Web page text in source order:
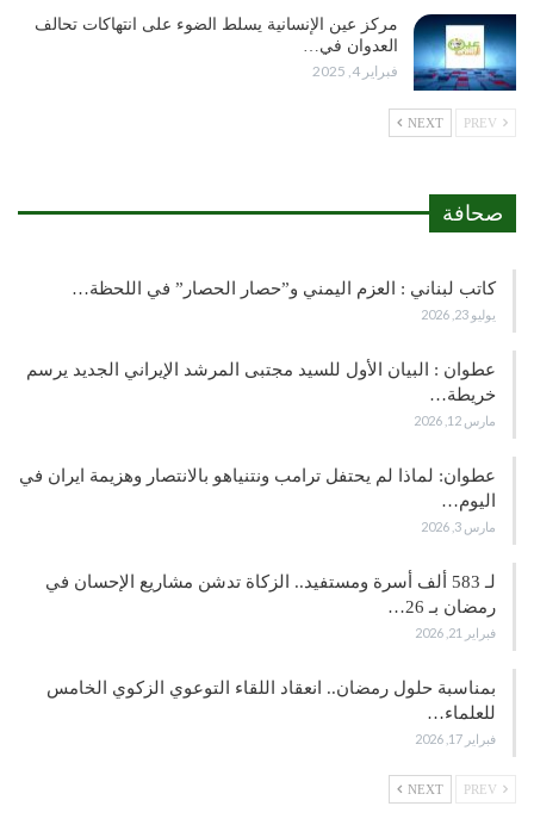
مركز عين الإنسانية يسلط الضوء على انتهاكات تحالف
العدوان في…
فبراير 4, 2025
NEXT
صحافة
كاتب لبناني : العزم اليمني و”حصار الحصار” في اللحظة…
يوليو 23, 2026
عطوان : البيان الأول للسيد مجتبى المرشد الإيراني الجديد يرسم
خريطة…
مارس 12, 2026
عطوان: لماذا لم يحتفل ترامب ونتنياهو بالانتصار وهزيمة ايران في
اليوم…
مارس 3, 2026
لـ 583 ألف أسرة ومستفيد.. الزكاة تدشن مشاريع الإحسان في
رمضان بـ 26…
فبراير 21, 2026
بمناسبة حلول رمضان.. انعقاد اللقاء التوعوي الزكوي الخامس
للعلماء…
فبراير 17, 2026
NEXT